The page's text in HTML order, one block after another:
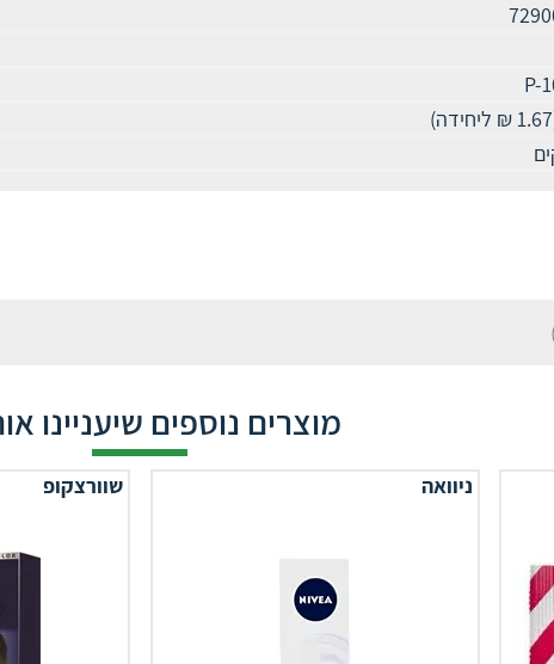
מוצרים נוספים שיעניינו
ניוואה שוורצקופ